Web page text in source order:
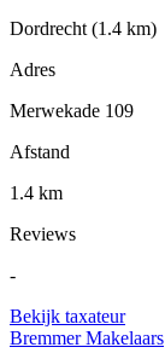
Dordrecht (1.4 km)
Adres
Merwekade 109
Afstand
1.4 km
Reviews
-
Bekijk taxateur
Bremmer Makelaars